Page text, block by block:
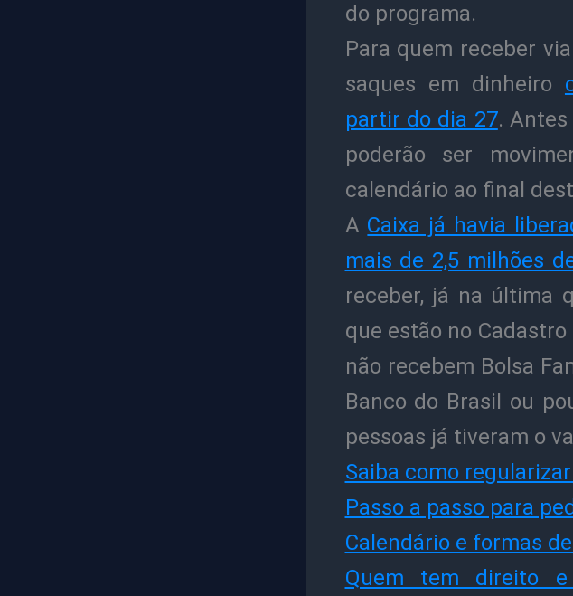
do programa.
Para quem receber
saques em dinheiro
partir do dia 27. Antes
poderão ser
calendário ao final
A Caixa já havia
mais de 2,5 milhões
receber, já na última
que estão no
não recebem Bolsa
Banco do Brasil ou
pessoas já tiveram o
Saiba como regularizar
Passo a passo para
Calendário e formas
Quem tem direito